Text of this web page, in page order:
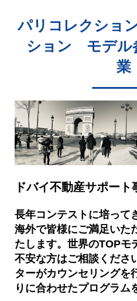
パリコレクショ
ション モデル
ドバイ不動産サポート
長年コンテストに培って
海外で皆様にご満足いた
たします。世界のTOPモ
不安な方はご相談くださ
ターがカウンセリングを
りに合わせたプログラム